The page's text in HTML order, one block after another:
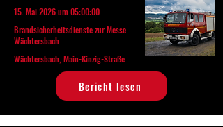
15. Mai 2026 um 05:00:00
Brandsicherheitsdienste zur Messe
Wächtersbach
Wächtersbach, Main-Kinzig-Straße
Bericht lesen